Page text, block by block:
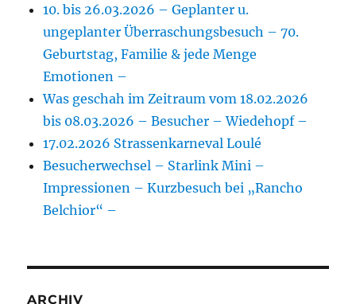
10. bis 26.03.2026 – Geplanter u.
ungeplanter Überraschungsbesuch – 70.
Geburtstag, Familie & jede Menge
Emotionen –
Was geschah im Zeitraum vom 18.02.2026
bis 08.03.2026 – Besucher – Wiedehopf –
17.02.2026 Strassenkarneval Loulé
Besucherwechsel – Starlink Mini –
Impressionen – Kurzbesuch bei „Rancho
Belchior“ –
ARCHIV